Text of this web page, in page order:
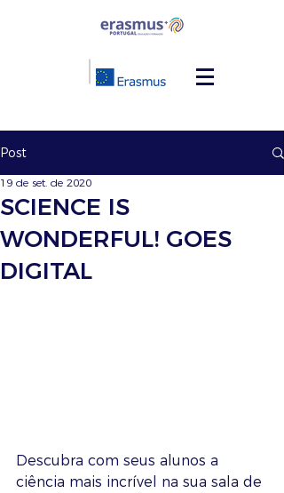
Post
SCIENCE IS
WONDERFUL! GOES
DIGITAL
19 de set. de 2020
Descubra com seus alunos a
ciência mais incrível na sua sala de